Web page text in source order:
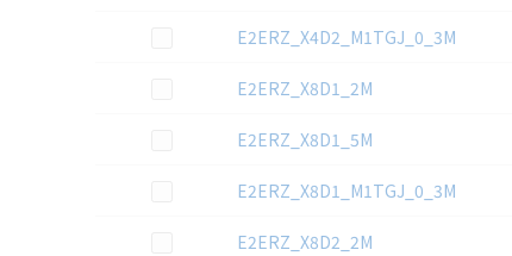
この資料を選択E2ERZ_X4D2_M1TGJ_0_3M
この資料を選択E2ERZ_X8D1_2M
この資料を選択E2ERZ_X8D1_5M
この資料を選択E2ERZ_X8D1_M1TGJ_0_3M
この資料を選択E2ERZ_X8D2_2M